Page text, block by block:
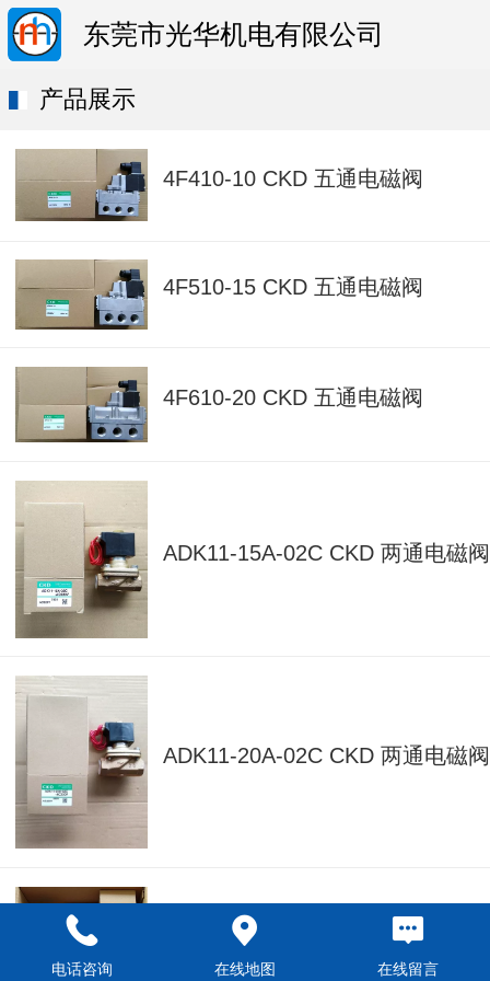
东莞市光华机电有限公司
产品展示
4F410-10 CKD 五通电磁阀
4F510-15 CKD 五通电磁阀
4F610-20 CKD 五通电磁阀
ADK11-15A-02C CKD 两通电磁阀
ADK11-20A-02C CKD 两通电磁阀
C8000-25-W-FZ CKD 三联件组合
电话咨询 在线地图 在线留言